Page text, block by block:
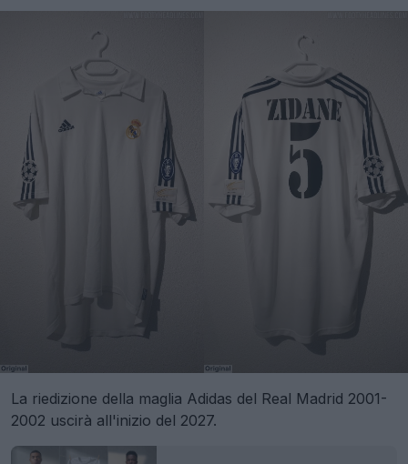
La riedizione della maglia Adidas del Real Madrid 2001-
2002 uscirà all'inizio del 2027.